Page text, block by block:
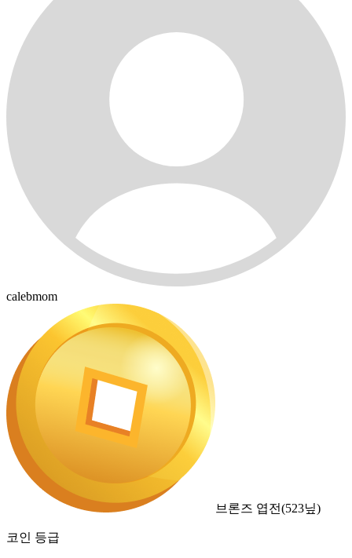
calebmom
브론즈 엽전(523닢)
코인 등급